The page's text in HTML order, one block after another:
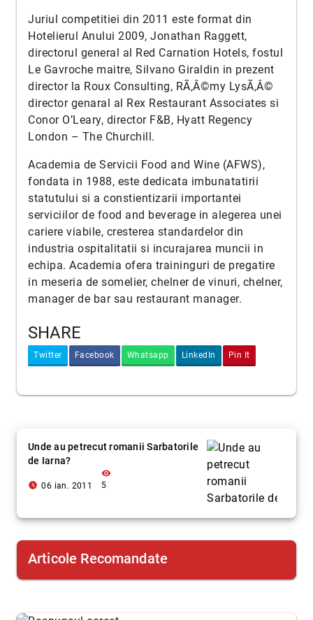
Juriul competitiei din 2011 este format din
Hotelierul Anului 2009, Jonathan Raggett,
directorul general al Red Carnation Hotels, fostul
Le Gavroche maitre, Silvano Giraldin in prezent
director la Roux Consulting, RÃ‚Â©my LysÃ‚Â©
director genaral al Rex Restaurant Associates si
Conor O’Leary, director F&B, Hyatt Regency
London – The Churchill.
Academia de Servicii Food and Wine (AFWS),
fondata in 1988, este dedicata imbunatatirii
statutului si a constientizarii importantei
serviciilor de food and beverage in alegerea unei
cariere viabile, cresterea standardelor din
industria ospitalitatii si incurajarea muncii in
echipa. Academia ofera traininguri de pregatire
in meseria de somelier, chelner de vinuri, chelner,
manager de bar sau restaurant manager.
SHARE
Twitter Facebook Whatsapp LinkedIn Pin It
Unde au petrecut romanii Sarbatorile
de Iarna?
access_time_filled 06 ian. 2011
visibility
5
Articole Recomandate